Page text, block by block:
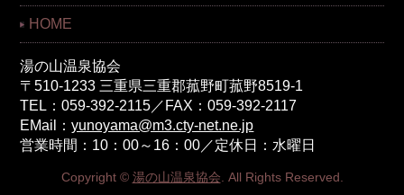
HOME
湯の山温泉協会
〒510-1233 三重県三重郡菰野町菰野8519-1
TEL：059-392-2115／FAX：059-392-2117
EMail：yunoyama@m3.cty-net.ne.jp
営業時間：10：00～16：00／定休日：水曜日
Copyright © 湯の山温泉協会 . All Rights Reserved.